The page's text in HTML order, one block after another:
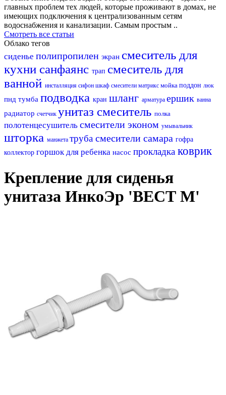
главных проблем тех людей, которые проживают в домах, не
имеющих подключения к централизованным сетям
водоснабжения и канализации. Самым простым ..
Смотреть все статьи
Облако тегов
сиденье полипропилен экран смеситель для
кухни санфаянс трап смеситель для
ванной инсталляция сифон шкаф смесители матрикс мойка поддон люк
пнд тумба подводка кран шланг арматура ершик ванна
радиатор счетчик унитаз смеситель полка
полотенцесушитель смесители эконом умывальник
шторка манжета труба смесители самара гофра
коллектор горшок для ребенка насос прокладка коврик
Крепление для сиденья
унитаза ИнкоЭр 'ВЕСТ М'